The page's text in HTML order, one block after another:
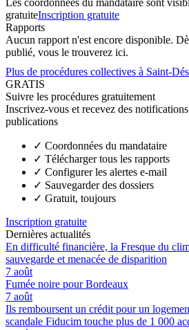
gratuiteInscription gratuite
Rapports
Aucun rapport n'est encore disponible.
publié, vous le trouverez ici.
Plus de procédures collectives à Saint-
GRATIS
Suivre les procédures gratuitement
Inscrivez-vous et recevez des
publications
✓ Coordonnées du mandataire
✓ Télécharger tous les rapports
✓ Configurer les alertes e-mail
✓ Sauvegarder des dossiers
✓ Gratuit, toujours
Inscription gratuite
Dernières actualités
En difficulté financière, la Fresque du
sauvegarde et menacée de disparition
7 août
Fumée noire pour Bordeaux
7 août
Ils remboursent un crédit pour un
scandale Fiducim touche plus de 1 000